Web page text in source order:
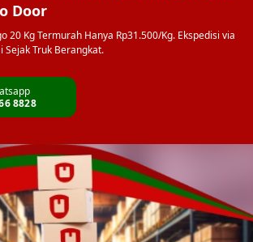
Door
20 Kg Termurah Hanya Rp31.500/Kg. Ekspedisi via
Sejak Truk Berangkat.
8828